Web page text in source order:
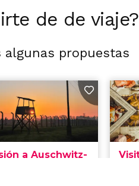
de de viaje?
algunas propuestas